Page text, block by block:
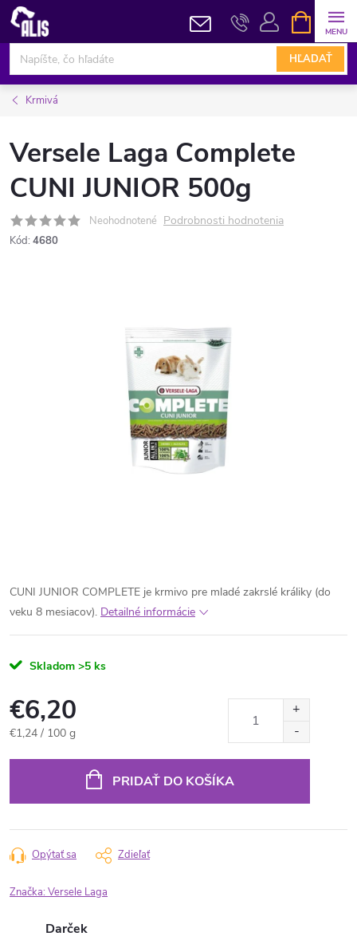
Prejsť
obsah
HĽADAŤ
KOŠÍK
Krmivá
Versele Laga Complete
CUNI JUNIOR 500g
Neohodnotené Podrobnosti hodnotenia
Kód: 4680
CUNI JUNIOR COMPLETE je krmivo pre mladé zakrslé králiky (do
veku 8 mesiacov). Detailné informácie
Skladom >5 ks
€6,20
Jednotková
€1,24 / 100 g
PRIDAŤ DO KOŠÍKA
Opýtať sa Zdieľať
Značka:Versele Laga
Darček